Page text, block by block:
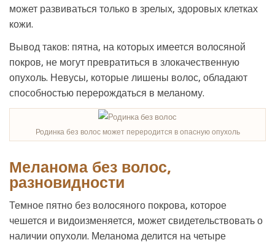
может развиваться только в зрелых, здоровых клетках
кожи.
Вывод таков: пятна, на которых имеется волосяной
покров, не могут превратиться в злокачественную
опухоль. Невусы, которые лишены волос, обладают
способностью перерождаться в меланому.
Родинка без волос может переродится в опасную опухоль
Меланома без волос,
разновидности
Темное пятно без волосяного покрова, которое
чешется и видоизменяется, может свидетельствовать о
наличии опухоли. Меланома делится на четыре